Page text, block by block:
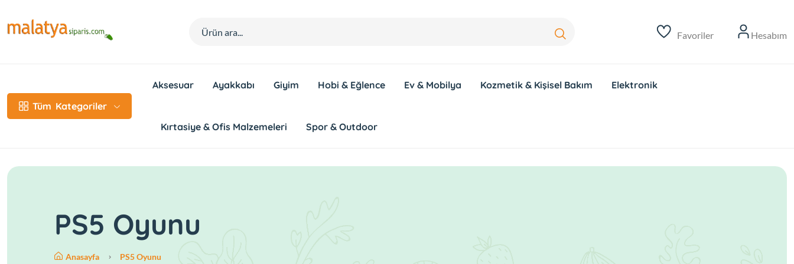
Favoriler Hesabım
Tüm Kategoriler
Aksesuar Ayakkabı Giyim Hobi & Eğlence Ev & Mobilya Kozmetik & Kişisel Bakım Elektronik
Kırtasiye & Ofis Malzemeleri Spor & Outdoor
PS5 Oyunu
Anasayfa PS5 Oyunu